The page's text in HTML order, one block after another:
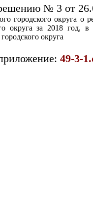
№ 3 от
городского округа о
округа за 2018 год,
округа
49-3-